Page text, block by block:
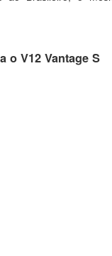
o V12 Vantage S